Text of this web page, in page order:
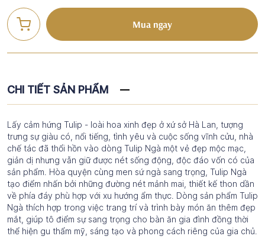
Mua ngay
CHI TIẾT SẢN PHẨM
Lấy cảm hứng Tulip - loài hoa xinh đẹp ở xứ sở Hà Lan, tượng
trưng sự giàu có, nổi tiếng, tình yêu và cuộc sống vĩnh cửu, nhà
chế tác đã thổi hồn vào dòng Tulip Ngà một vẻ đẹp mộc mạc,
giản dị nhưng vẫn giữ được nét sống động, độc đáo vốn có của
sản phẩm. Hòa quyện cùng men sứ ngà sang trọng, Tulip Ngà
tạo điểm nhấn bởi những đường nét mảnh mai, thiết kế thon dần
về phía đáy phù hợp với xu hướng ẩm thực. Dòng sản phẩm Tulip
Ngà thích hợp trong việc trang trí và trình bày món ăn thêm đẹp
mắt, giúp tô điểm sự sang trọng cho bàn ăn gia đình đồng thời
thể hiện gu thẩm mỹ, sáng tạo và phong cách riêng của gia chủ.